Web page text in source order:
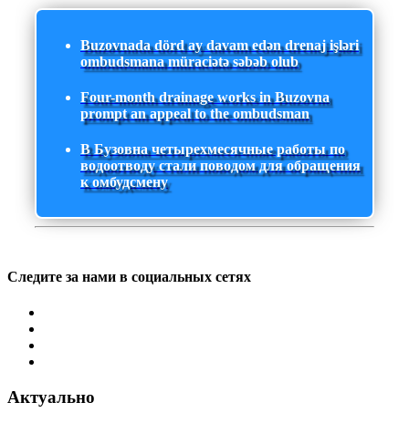
Buzovnada dörd ay davam edən drenaj işləri
ombudsmana müraciətə səbəb olub
Four-month drainage works in Buzovna
prompt an appeal to the ombudsman
В Бузовна четырехмесячные работы по
водоотводу стали поводом для обращения
к омбудсмену
Следите за нами в социальных сетях
Актуально